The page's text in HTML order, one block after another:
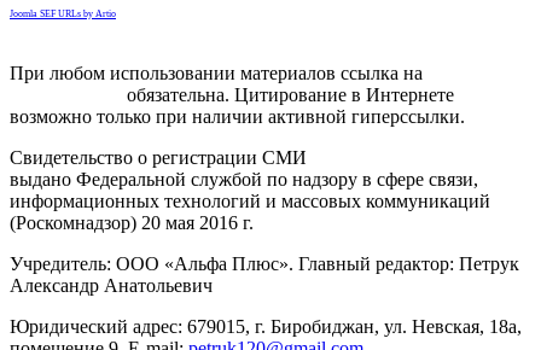
Joomla SEF URLs by Artio
При любом использовании материалов ссылка на
обязательна. Цитирование в Интернете
возможно только при наличии активной гиперссылки.
Свидетельство о регистрации СМИ
выдано Федеральной службой по надзору в сфере связи,
информационных технологий и массовых коммуникаций
(Роскомнадзор) 20 мая 2016 г.
Учредитель: ООО «Альфа Плюс». Главный редактор: Петрук
Александр Анатольевич
Юридический адрес: 679015, г. Биробиджан, ул. Невская, 18а,